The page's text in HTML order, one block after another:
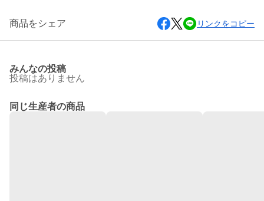
商品をシェア リンクをコピー
みんなの投稿
投稿はありません
同じ生産者の商品